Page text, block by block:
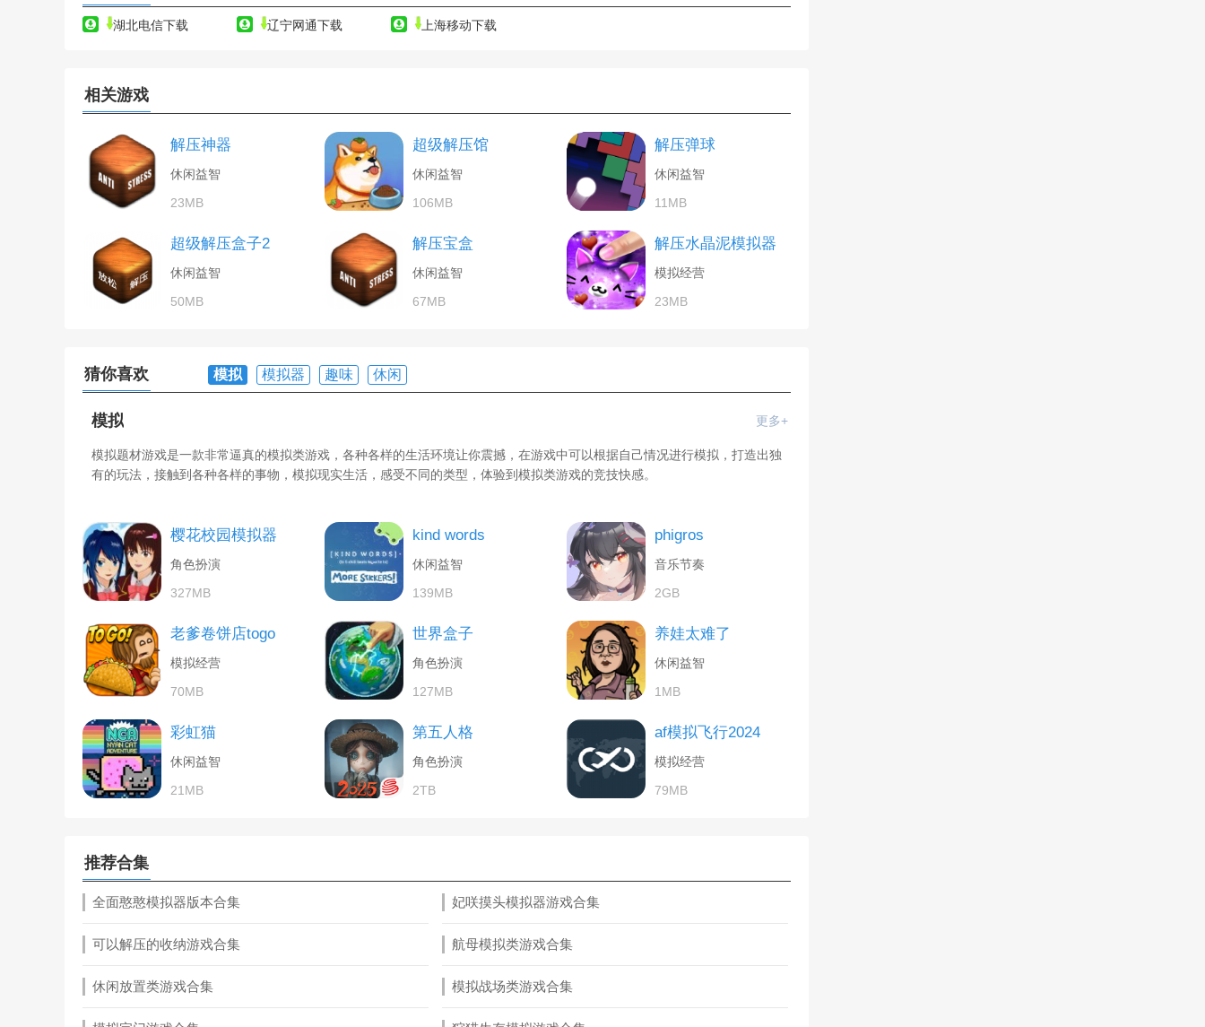
湖北电信下载 辽宁网通下载 上海移动下载
相关游戏
解压神器
休闲益智
23MB
超级解压馆
休闲益智
106MB
解压弹球
休闲益智
11MB
超级解压盒子2
休闲益智
50MB
解压宝盒
休闲益智
67MB
解压水晶泥模拟器
模拟经营
23MB
猜你喜欢 模拟 模拟器 趣味 休闲
模拟 更多+
模拟题材游戏是一款非常逼真的模拟类游戏，各种各样的生活环境让你震撼，在游戏中可以根据自己情况进行模拟，打造出独
有的玩法，接触到各种各样的事物，模拟现实生活，感受不同的类型，体验到模拟类游戏的竞技快感。
樱花校园模拟器
角色扮演
327MB
kind words
休闲益智
139MB
phigros
音乐节奏
2GB
老爹卷饼店togo
模拟经营
70MB
世界盒子
角色扮演
127MB
养娃太难了
休闲益智
1MB
彩虹猫
休闲益智
21MB
第五人格
角色扮演
2TB
af模拟飞行2024
模拟经营
79MB
推荐合集
全面憨憨模拟器版本合集 妃咲摸头模拟器游戏合集
可以解压的收纳游戏合集 航母模拟类游戏合集
休闲放置类游戏合集 模拟战场类游戏合集